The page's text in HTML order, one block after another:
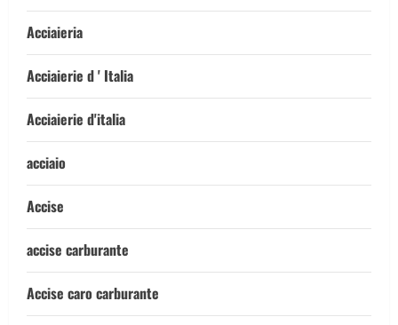
Acciaieria
Acciaierie d ' Italia
Acciaierie d'italia
acciaio
Accise
accise carburante
Accise caro carburante